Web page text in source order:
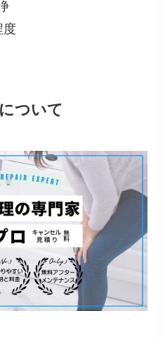
ついて